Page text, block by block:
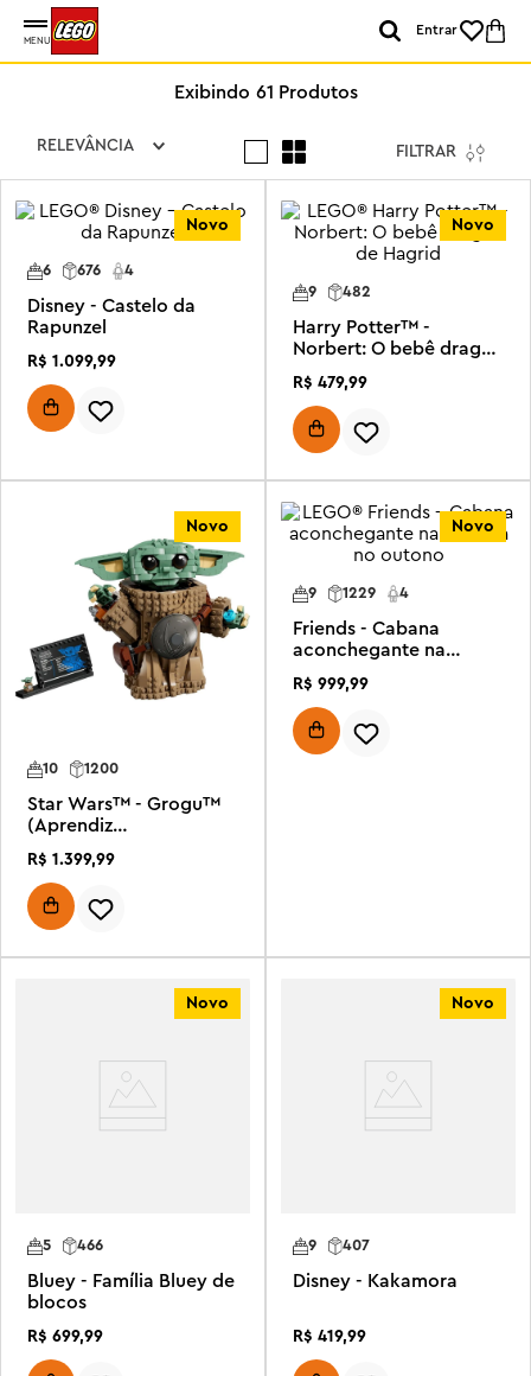
MENU
Entrar
61 Produtos
RELEVÂNCIA FILTRAR
Novo
676 4
6
Disney - Castelo da
Rapunzel
R$ 1 .099,99
Novo
482
9
Harry Potter™ -
Norbert: O bebê dragão
R$ 479,99
Novo
1200
10
Star Wars™ - Grogu™
(Aprendiz
R$ 1 .399,99
Novo
9 4
1229
Friends - Cabana
aconchegante na
R$ 999,99
Novo
466
5
Bluey - Família Bluey de
blocos
R$ 699,99
Novo
407
9
Disney - Kakamora
R$ 419,99